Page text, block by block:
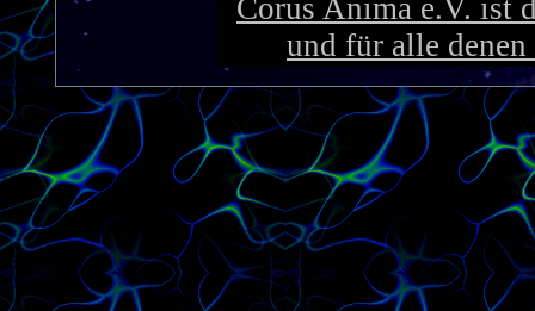
Corus Anima e.V. ist
und für alle